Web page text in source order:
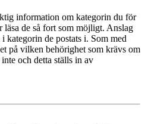
information om kategorin du för
de så fort som möjligt. Anslag
kategorin de postats i. Som med
på vilken behörighet som krävs om
och detta ställs in av